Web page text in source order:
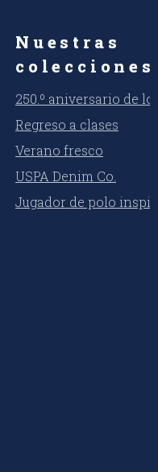
Nuestras
colecciones
250.º aniversario de
Regreso a clases
Verano fresco
USPA Denim Co.
Jugador de polo